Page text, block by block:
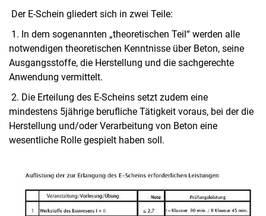
Der E-Schein gliedert sich in zwei Teile:
1. In dem sogenannten „theoretischen Teil“ werden alle
notwendigen theoretischen Kenntnisse über Beton, seine
Ausgangsstoffe, die Herstellung und die sachgerechte
Anwendung vermittelt.
2. Die Erteilung des E-Scheins setzt zudem eine
mindestens 5jährige berufliche Tätigkeit voraus, bei der die
Herstellung und/oder Verarbeitung von Beton eine
wesentliche Rolle gespielt haben soll.